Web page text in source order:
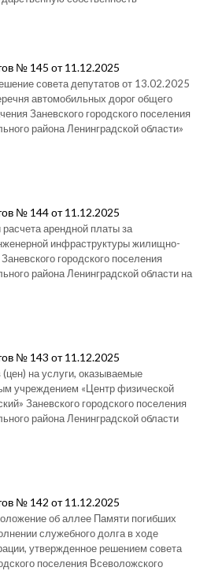
№ 145 от 11.12.2025
совета депутатов от 13.02.2025
автомобильных дорог общего
Заневского городского поселения
района Ленинградской области»
№ 144 от 11.12.2025
арендной платы за
инфраструктуры жилищно-
городского поселения
района Ленинградской области на
№ 143 от 11.12.2025
на услуги, оказываемые
учреждением «Центр физической
Заневского городского поселения
района Ленинградской области
№ 142 от 11.12.2025
об аллее Памяти погибших
служебного долга в ходе
утвержденное решением совета
поселения Всеволожского